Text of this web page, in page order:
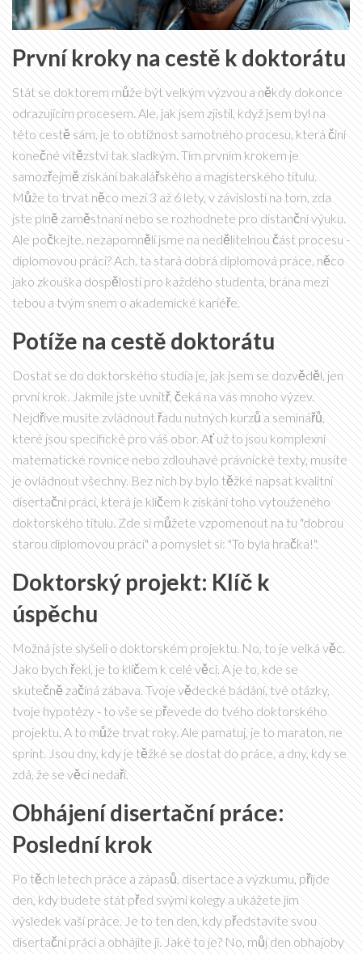
První kroky na cestě k doktorátu
Stát se doktorem může být velkým výzvou a někdy dokonce
odrazujícím procesem. Ale, jak jsem zjistil, když jsem byl na
této cestě sám, je to obtížnost samotného procesu, která činí
konečné vítězství tak sladkým. Tím prvním krokem je
samozřejmě získání bakalářského a magisterského titulu.
Může to trvat něco mezi 3 až 6 lety, v závislosti na tom, zda
jste plně zaměstnaní nebo se rozhodnete pro distanční výuku.
Ale počkejte, nezapomněli jsme na nedělitelnou část procesu -
diplomovou práci? Ach, ta stará dobrá diplomová práce, něco
jako zkouška dospělosti pro každého studenta, brána mezi
tebou a tvým snem o akademické kariéře.
Potíže na cestě doktorátu
Dostat se do doktorského studia je, jak jsem se dozvěděl, jen
první krok. Jakmile jste uvnitř, čeká na vás mnoho výzev.
Nejdříve musíte zvládnout řadu nutných kurzů a seminářů,
které jsou specifické pro váš obor. Ať už to jsou komplexní
matematické rovnice nebo zdlouhavé právnické texty, musíte
je ovládnout všechny. Bez nich by bylo těžké napsat kvalitní
disertační práci, která je klíčem k získání toho vytouženého
doktorského titulu. Zde si můžete vzpomenout na tu "dobrou
starou diplomovou práci" a pomyslet si: "To byla hračka!".
Doktorský projekt: Klíč k
úspěchu
Možná jste slyšeli o doktorském projektu. No, to je velká věc.
Jako bych řekl, je to klíčem k celé věci. A je to, kde se
skutečně začíná zábava. Tvoje vědecké bádání, tvé otázky,
tvoje hypotézy - to vše se převede do tvého doktorského
projektu. A to může trvat roky. Ale pamatuj, je to maraton, ne
sprint. Jsou dny, kdy je těžké se dostat do práce, a dny, kdy se
zdá, že se věci nedaří.
Obhájení disertační práce:
Poslední krok
Po těch letech práce a zápasů, disertace a výzkumu, přijde
den, kdy budete stát před svými kolegy a ukážete jim
výsledek vaší práce. Je to ten den, kdy představíte svou
disertační práci a obhájíte ji. Jaké to je? No, můj den obhajoby